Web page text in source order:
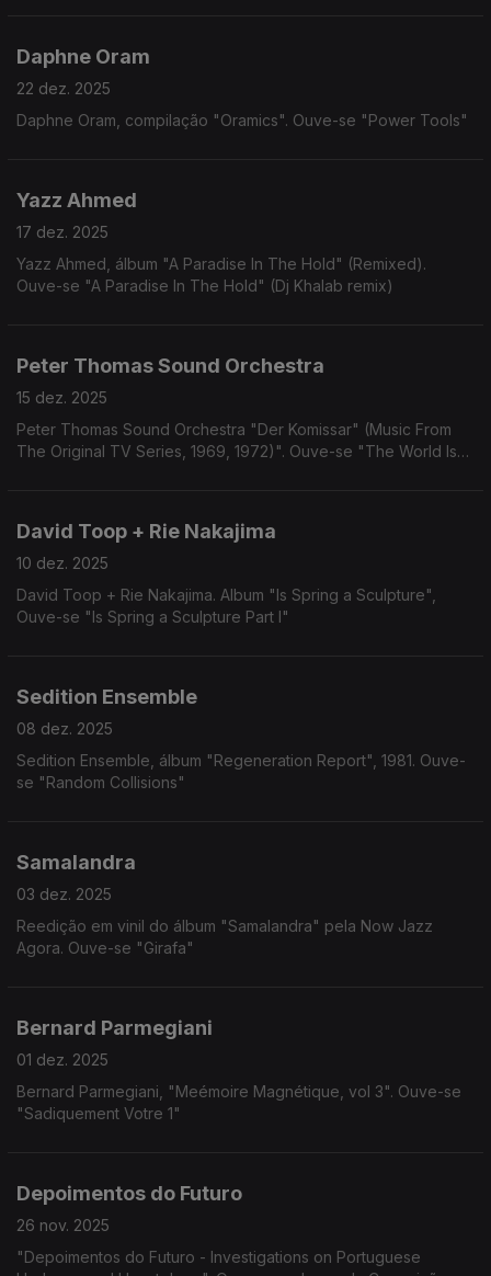
Daphne Oram
22 dez. 2025
Daphne Oram, compilação "Oramics". Ouve-se "Power Tools"
Yazz Ahmed
17 dez. 2025
Yazz Ahmed, álbum "A Paradise In The Hold" (Remixed).
Ouve-se "A Paradise In The Hold" (Dj Khalab remix)
Peter Thomas Sound Orchestra
15 dez. 2025
Peter Thomas Sound Orchestra "Der Komissar" (Music From
The Original TV Series, 1969, 1972)". Ouve-se "The World Is
David Toop + Rie Nakajima
10 dez. 2025
David Toop + Rie Nakajima. Album "Is Spring a Sculpture",
Ouve-se "Is Spring a Sculpture Part I"
Sedition Ensemble
08 dez. 2025
Sedition Ensemble, álbum "Regeneration Report", 1981. Ouve-
se "Random Collisions"
Samalandra
03 dez. 2025
Reedição em vinil do álbum "Samalandra" pela Now Jazz
Agora. Ouve-se "Girafa"
Bernard Parmegiani
01 dez. 2025
Bernard Parmegiani, "Meémoire Magnétique, vol 3". Ouve-se
"Sadiquement Votre 1"
Depoimentos do Futuro
26 nov. 2025
"Depoimentos do Futuro - Investigations on Portuguese